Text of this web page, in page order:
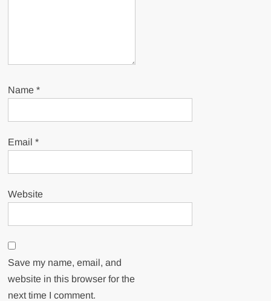
Name*
Email*
Website
Save my name, email, and
website in this browser for the
next time I comment.